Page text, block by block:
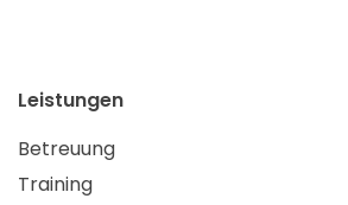
Leistungen
Betreuung
Training